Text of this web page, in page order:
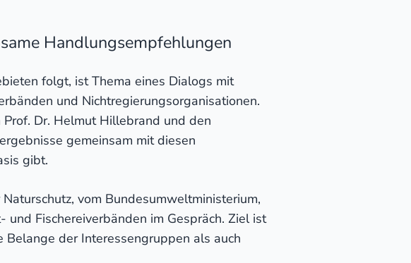
Handlungsempfehlungen
folgt, ist Thema eines Dialogs mit
und Nichtregierungsorganisationen.
Dr. Helmut Hillebrand und den
gemeinsam mit diesen
gibt.
vom Bundesumweltministerium,
Fischereiverbänden im Gespräch. Ziel ist
der Interessengruppen als auch